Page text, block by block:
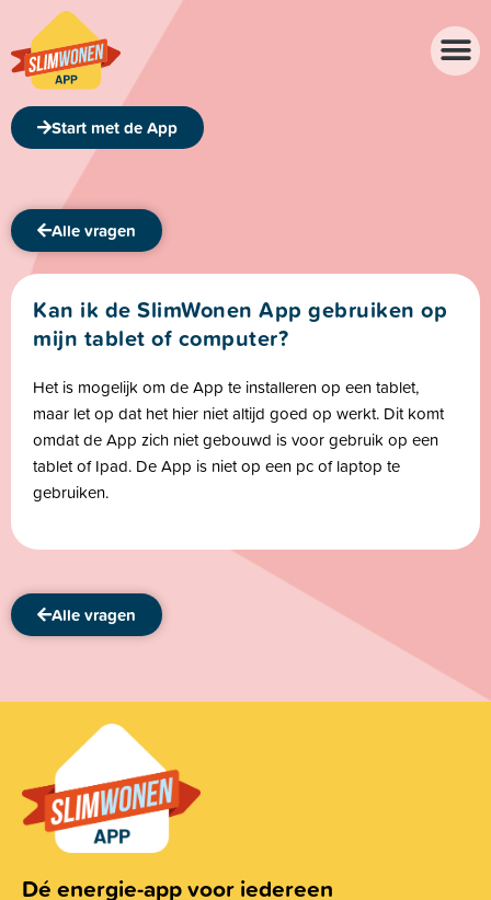
Start met de App
Alle vragen
Kan ik de SlimWonen App gebruiken op
mijn tablet of computer?
Het is mogelijk om de App te installeren op een tablet,
maar let op dat het hier niet altijd goed op werkt. Dit komt
omdat de App zich niet gebouwd is voor gebruik op een
tablet of Ipad. De App is niet op een pc of laptop te
gebruiken.
Alle vragen
Dé energie-app voor iedereen